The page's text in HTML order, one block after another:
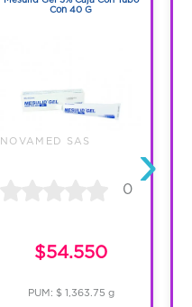
Con 40 G
NOVAMED SAS
0
$54.550
PUM: $ 1,363.75 g
›